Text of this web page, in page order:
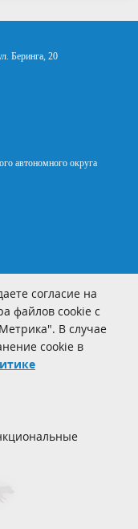
Беринга, 20
автономного округа
согласие на
файлов cookie с
В случае
cookie в